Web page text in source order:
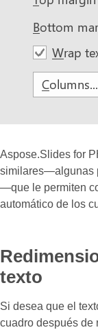
Aspose.Slides for
similares—algunas
—que le permiten
automático de los
texto
Si desea que el
cuadro después de